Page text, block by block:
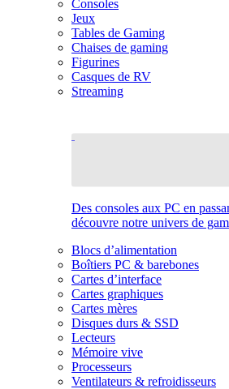
Consoles
Jeux
Tables de Gaming
Chaises de gaming
Figurines
Casques de RV
Streaming
Des consoles aux PC en
découvre notre univers de
Blocs d’alimentation
Boîtiers PC & barebones
Cartes d’interface
Cartes graphiques
Cartes mères
Disques durs & SSD
Lecteurs
Mémoire vive
Processeurs
Ventilateurs & refroidisseurs